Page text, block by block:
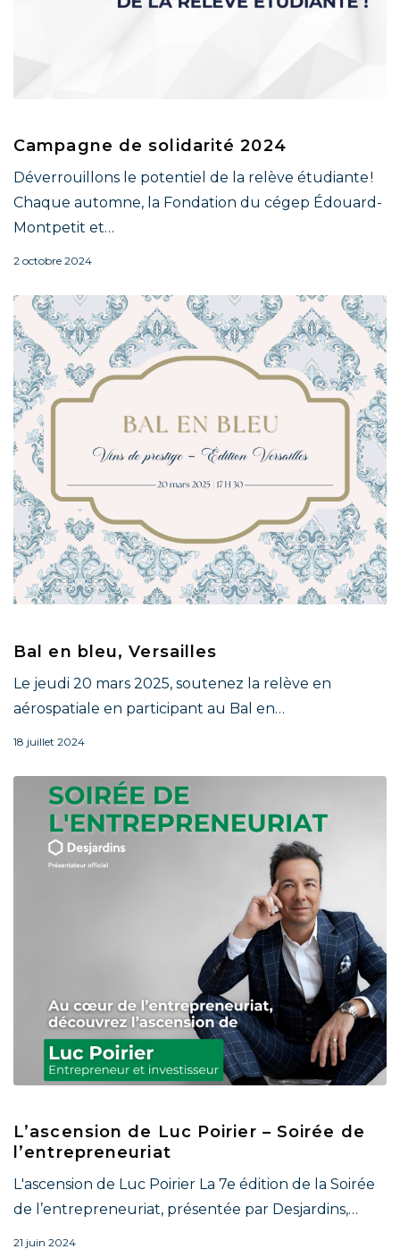
Campagne de solidarité 2024
Déverrouillons le potentiel de la relève étudiante !
Chaque automne, la Fondation du cégep Édouard-
Montpetit et…
2 octobre 2024
Bal en bleu, Versailles
Le jeudi 20 mars 2025, soutenez la relève en
aérospatiale en participant au Bal en…
18 juillet 2024
L’ascension de Luc Poirier – Soirée de
l’entrepreneuriat
L'ascension de Luc Poirier La 7e édition de la Soirée
de l’entrepreneuriat, présentée par Desjardins,…
21 juin 2024